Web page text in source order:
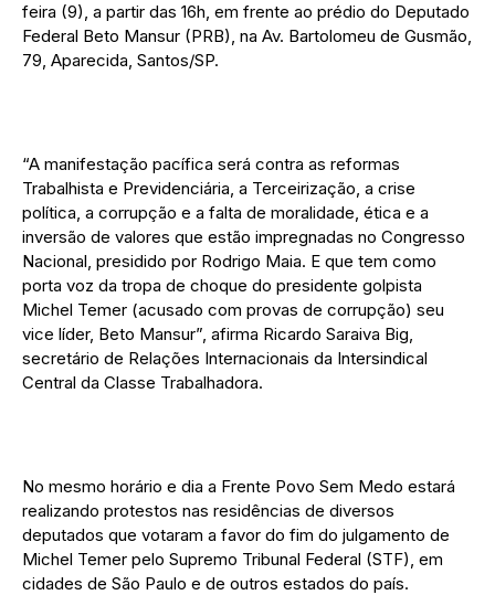
feira (9), a partir das 16h, em frente ao prédio do Deputado
Federal Beto Mansur (PRB), na Av. Bartolomeu de Gusmão,
79, Aparecida, Santos/SP.
“A manifestação pacífica será contra as reformas
Trabalhista e Previdenciária, a Terceirização, a crise
política, a corrupção e a falta de moralidade, ética e a
inversão de valores que estão impregnadas no Congresso
Nacional, presidido por Rodrigo Maia. E que tem como
porta voz da tropa de choque do presidente golpista
Michel Temer (acusado com provas de corrupção) seu
vice líder, Beto Mansur”, afirma Ricardo Saraiva Big,
secretário de Relações Internacionais da Intersindical
Central da Classe Trabalhadora.
No mesmo horário e dia a Frente Povo Sem Medo estará
realizando protestos nas residências de diversos
deputados que votaram a favor do fim do julgamento de
Michel Temer pelo Supremo Tribunal Federal (STF), em
cidades de São Paulo e de outros estados do país.